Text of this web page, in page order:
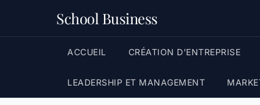
School Business
ACCUEIL CRÉATION D’ENTREPRISE
LEADERSHIP ET MANAGEMENT